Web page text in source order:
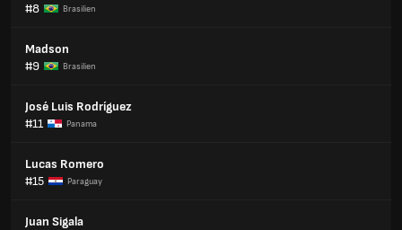
#8
Brasilien
Madson
#9
Brasilien
José Luis Rodríguez
#11
Panama
Lucas Romero
#15
Paraguay
Juan Sigala